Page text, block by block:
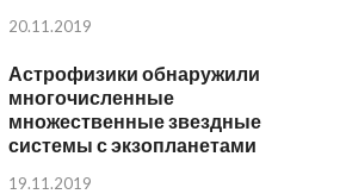
20.11.2019
Астрофизики обнаружили
многочисленные
множественные звездные
системы с экзопланетами
19.11.2019